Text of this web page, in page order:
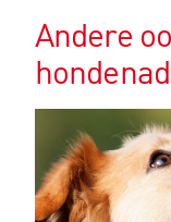
Andere